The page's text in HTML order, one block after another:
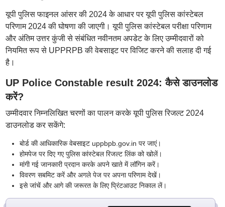
यूपी पुलिस फाइनल आंसर की 2024 के आधार पर यूपी पुलिस कांस्टेबल
परिणाम 2024 की घोषणा की जाएगी। यूपी पुलिस कांस्टेबल परीक्षा परिणाम
और अंतिम उत्तर कुंजी से संबंधित नवीनतम अपडेट के लिए उम्मीदवारों को
नियमित रूप से UPPRPB की वेबसाइट पर विजिट करने की सलाह दी गई
है।
UP Police Constable result 2024: कैसे डाउनलोड
करें?
उम्मीदवार निम्नलिखित चरणों का पालन करके यूपी पुलिस रिजल्ट 2024
डाउनलोड कर सकेंगे:
बोर्ड की आधिकारिक वेबसाइट uppbpb.gov.in पर जाएं।
होमपेज पर दिए गए पुलिस कांस्टेबल रिजल्ट लिंक को खोलें।
मांगी गई जानकारी प्रदान करके अपने खाते में लॉगिन करें।
विवरण सबमिट करें और अगले पेज पर अपना परिणाम देखें।
इसे जांचें और आगे की जरूरत के लिए प्रिंटआउट निकाल लें।